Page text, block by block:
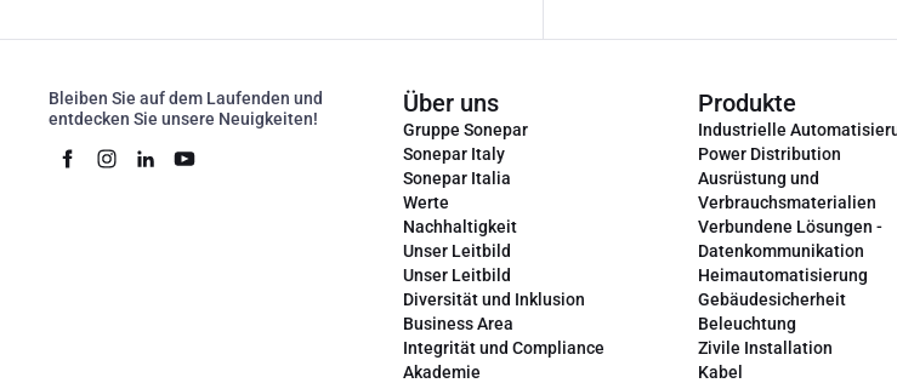
Bleiben Sie auf dem Laufenden und
entdecken Sie unsere Neuigkeiten!
Über uns
Gruppe Sonepar
Sonepar Italy
Sonepar Italia
Werte
Nachhaltigkeit
Unser Leitbild
Unser Leitbild
Diversität und Inklusion
Business Area
Integrität und Compliance
Akademie
Produkte
Industrielle
Power Distribution
Ausrüstung und
Verbrauchsmaterialien
Verbundene Lösungen -
Datenkommunikation
Heimautomatisierung
Gebäudesicherheit
Beleuchtung
Zivile Installation
Kabel